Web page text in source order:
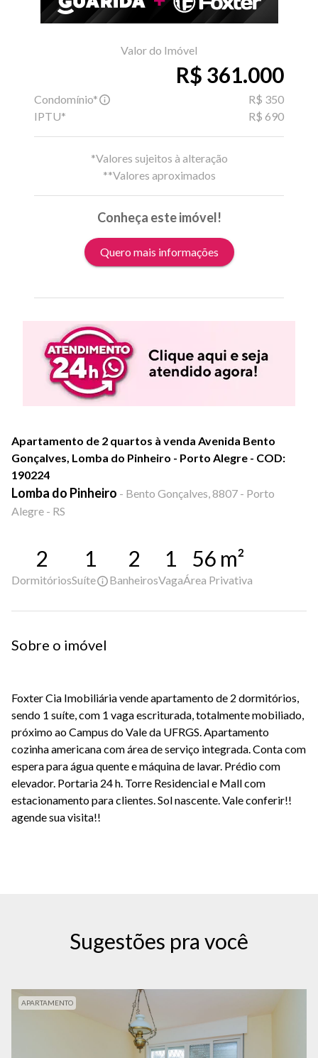
Valor do Imóvel
R$ 361.000
Condomínio*
R$ 350
IPTU*
R$ 690
*Valores sujeitos à alteração
**Valores aproximados
Conheça este imóvel!
Quero mais informações
Apartamento de 2 quartos à venda Avenida Bento
Gonçalves, Lomba do Pinheiro - Porto Alegre - COD:
190224
Lomba do Pinheiro - Bento Gonçalves, 8807 - Porto
Alegre - RS
2
Dormitórios
1
Suíte
2
Banheiros
1
Vaga
56 m²
Área Privativa
Sobre o imóvel
Foxter Cia Imobiliária vende apartamento de 2 dormitórios,
sendo 1 suíte, com 1 vaga escriturada, totalmente mobiliado,
próximo ao Campus do Vale da UFRGS. Apartamento
cozinha americana com área de serviço integrada. Conta com
espera para água quente e máquina de lavar. Prédio com
elevador. Portaria 24 h. Torre Residencial e Mall com
estacionamento para clientes. Sol nascente. Vale conferir!!
agende sua visita!!
Sugestões pra você
APARTAMENTO